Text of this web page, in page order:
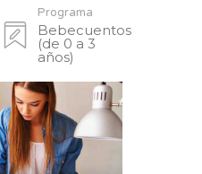
Programa
Bebecuentos
(de 0 a 3
años)